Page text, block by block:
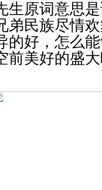
原词意思是
弟民族尽情
的好，怎么
前美好的盛